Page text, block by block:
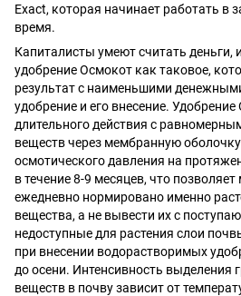
Exact, которая начинает работать в
время.
Капиталисты умеют считать деньги,
удобрение Осмокот как таковое,
результат с наименьшими
удобрение и его внесение. Удобрение
длительного действия с
веществ через мембранную
осмотического давления на
в течение 8-9 месяцев, что
ежедневно нормировано именно
вещества, а не вывести их с
недоступные для растения слои
при внесении водорастворимых
до осени. Интенсивность выделения
веществ в почву зависит от